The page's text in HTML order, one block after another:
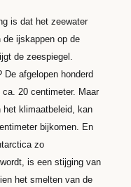
is dat het zeewater
ijskappen op de
de zeespiegel.
De afgelopen honderd
20 centimeter. Maar
klimaatbeleid, kan
bijkomen. En
zo
is een stijging van
het smelten van de